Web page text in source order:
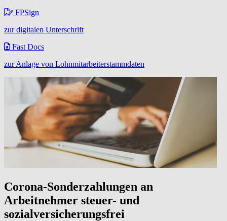
FPSign
zur digitalen Unterschrift
Fast Docs
zur Anlage von Lohnmitarbeiterstammdaten
Corona-Sonderzahlungen an
Arbeitnehmer steuer- und
sozialversicherungsfrei